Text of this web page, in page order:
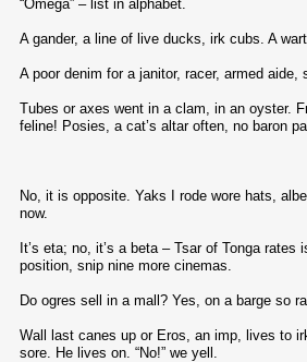
“Omega” – list in alphabet.
A gander, a line of live ducks, irk cubs. A
A poor denim for a janitor, racer, armed
Tubes or axes went in a clam, in an oyster.
feline! Posies, a cat’s altar often, no baron
No, it is opposite. Yaks I rode wore hats,
now.
It’s eta; no, it’s a beta – Tsar of Tonga
position, snip nine more cinemas.
Do ogres sell in a mall? Yes, on a barge so
Wall last canes up or Eros, an imp, lives to
sore. He lives on. “No!” we yell.